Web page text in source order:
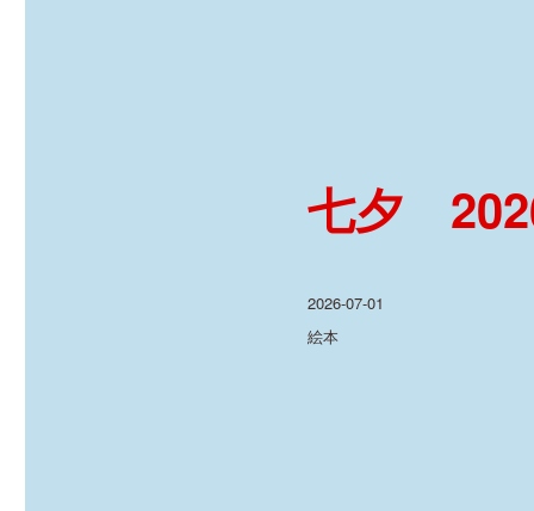
七夕
投
稿
日:
2026-07-01
カ
絵本